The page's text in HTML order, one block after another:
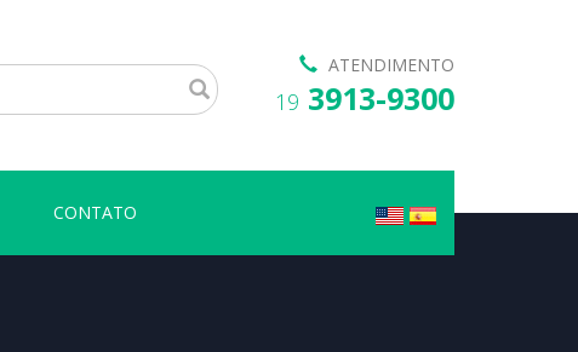
ATENDIMENTO
19 3913-9300
CONTATO